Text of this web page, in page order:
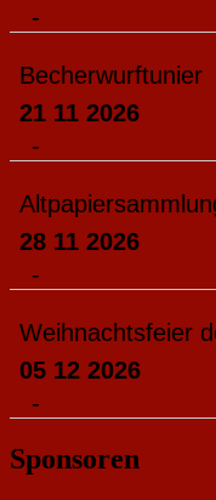
-
Becherwurftunier
21 11 2026
-
28 11 2026
-
Weihnachtsfeier
05 12 2026
-
Sponsoren